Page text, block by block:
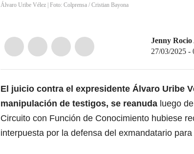
Álvaro Uribe Vélez | Foto: Colprensa / Cristian Bayona
Jenny
27/03/2025 -
El juicio contra el expresidente Álvaro Uribe
manipulación de testigos, se reanuda luego
Circuito con Función de Conocimiento hubiese
interpuesta por la defensa del exmandatario